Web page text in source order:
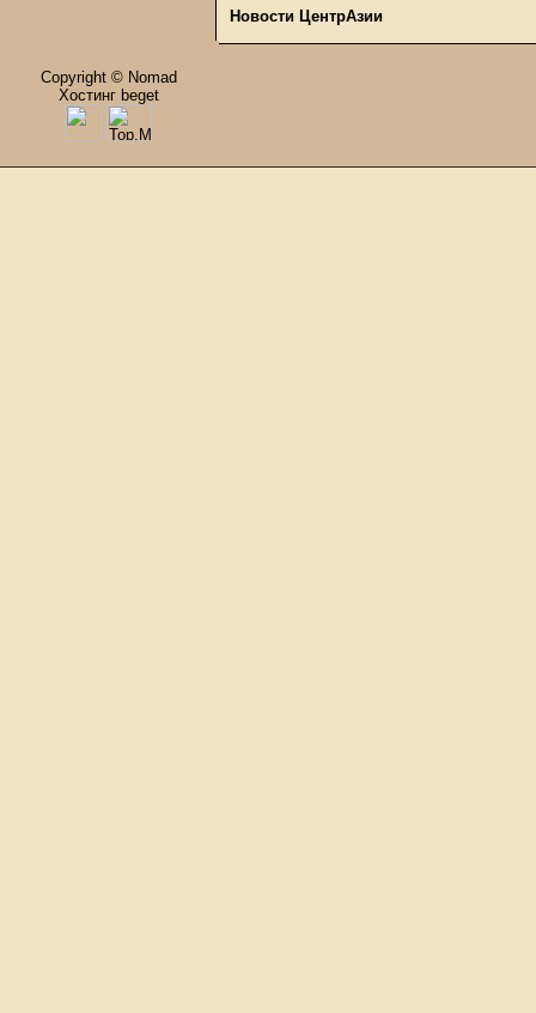
Новости ЦентрАзии
Copyright © Nomad
Хостинг beget